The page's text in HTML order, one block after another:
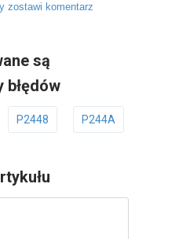
zostawi komentarz
są
błędów
P2448 P244A